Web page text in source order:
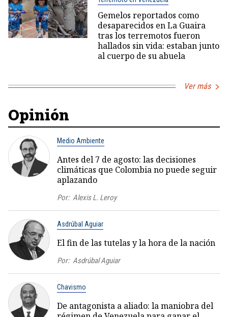
Gemelos reportados como
desaparecidos en La Guaira
tras los terremotos fueron
hallados sin vida: estaban junto
al cuerpo de su abuela
Ver más
Opinión
Medio Ambiente
Antes del 7 de agosto: las decisiones
climáticas que Colombia no puede seguir
aplazando
Por: Alexis L. Leroy
Asdrúbal Aguiar
El fin de las tutelas y la hora de la nación
Por: Asdrúbal Aguiar
Chavismo
De antagonista a aliado: la maniobra del